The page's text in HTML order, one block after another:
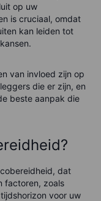
op uw
is cruciaal, omdat
kan leiden tot
van invloed zijn op
die er zijn, en
beste aanpak die
dat
factoren, zoals
voor uw